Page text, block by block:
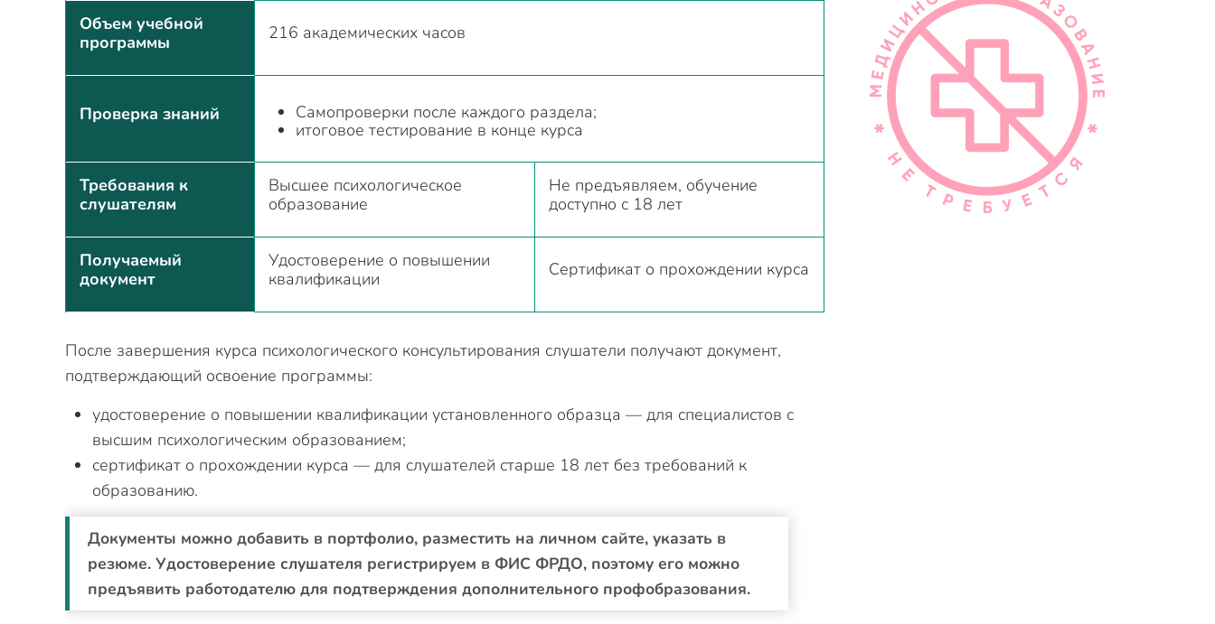
Объем учебной
программы
216 академических часов
Проверка знаний
Самопроверки после каждого раздела;
итоговое тестирование в конце курса
Требования к
слушателям
Высшее психологическое
образование
Не предъявляем, обучение
доступно с 18 лет
Получаемый
документ
Удостоверение о повышении
квалификации
Сертификат о прохождении курса
После завершения курса психологического консультирования слушатели получают документ,
подтверждающий освоение программы:
удостоверение о повышении квалификации установленного образца — для специалистов с
высшим психологическим образованием;
сертификат о прохождении курса — для слушателей старше 18 лет без требований к
образованию.
Документы можно добавить в портфолио, разместить на личном сайте, указать в
резюме. Удостоверение слушателя регистрируем в ФИС ФРДО, поэтому его можно
предъявить работодателю для подтверждения дополнительного профобразования.